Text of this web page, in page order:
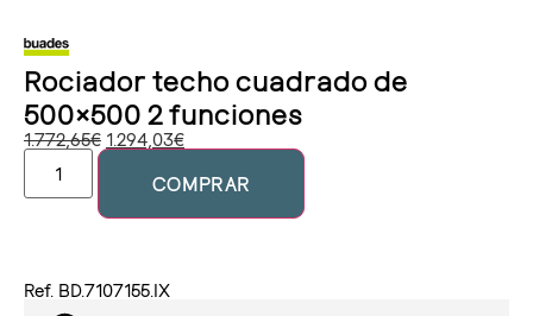
Rociador techo cuadrado de
500×500 2 funciones
1.772,65€ 1.294,03€
COMPRAR
Ref. BD.7107155.IX